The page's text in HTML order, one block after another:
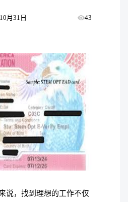
月31日 43
说，找到理想的工作不仅